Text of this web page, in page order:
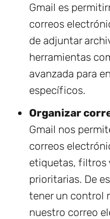
Gmail es
correos
de adjuntar
herramientas
avanzada para
específicos.
Organizar
Gmail nos
correos
etiquetas, filtros
prioritarias. De
tener un control
nuestro correo